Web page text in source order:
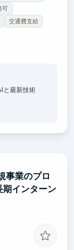
可
交通費支給
と最新技術
開発体制を
中心。起業
に関与可
事業のプロ
期インターン